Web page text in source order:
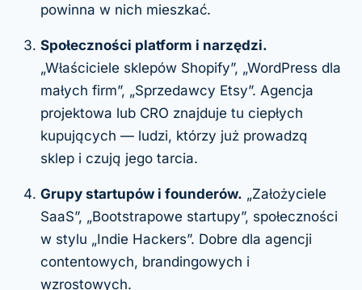
powinna w nich mieszkać.
Społeczności platform i narzędzi.
„Właściciele sklepów Shopify”, „WordPress dla
małych firm”, „Sprzedawcy Etsy”. Agencja
projektowa lub CRO znajduje tu ciepłych
kupujących — ludzi, którzy już prowadzą
sklep i czują jego tarcia.
Grupy startupów i founderów. „Założyciele
SaaS”, „Bootstrapowe startupy”, społeczności
w stylu „Indie Hackers”. Dobre dla agencji
contentowych, brandingowych i
wzrostowych.